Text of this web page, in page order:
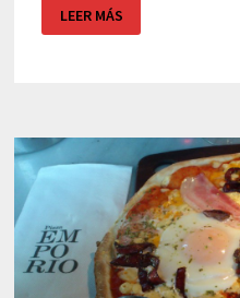
TAGLIATELLA
–
LEER MÁS